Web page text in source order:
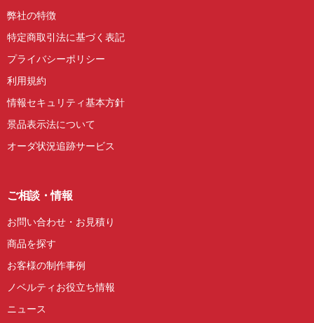
弊社の特徴
特定商取引法に基づく表記
プライバシーポリシー
利用規約
情報セキュリティ基本方針
景品表示法について
オーダ状況追跡サービス
ご相談・情報
お問い合わせ・お見積り
商品を探す
お客様の制作事例
ノベルティお役立ち情報
ニュース